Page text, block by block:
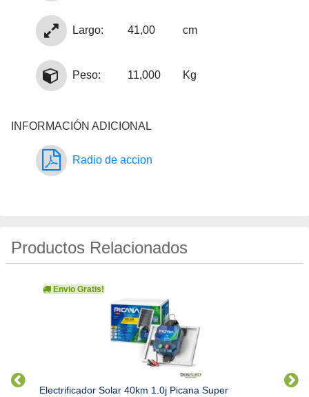
Largo: 41,00 cm
Peso: 11,000 Kg
INFORMACIÓN ADICIONAL
Radio de accion
Productos Relacionados
Envio Gratis!
Electrificador Solar 40km 1.0j Picana Super